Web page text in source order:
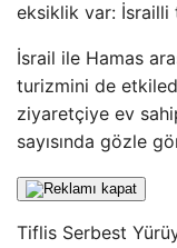
eksiklik var: İsrailli
İsrail ile Hamas
turizmini de
ziyaretçiye ev
sayısında gözle
Tiflis Serbest